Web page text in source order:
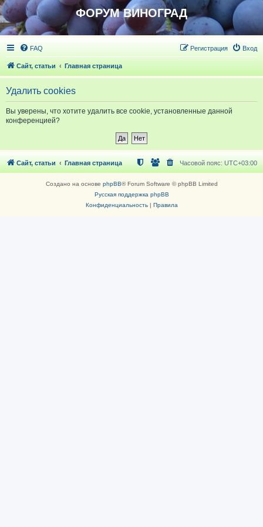
ФОРУМ ВИНОГРАД
FAQ Вход
Регистрация
Сайт, статьи Главная страница
Удалить cookies
Вы уверены, что хотите удалить все cookie, установленные данной
конференцией?
Сайт, статьи Главная страница Часовой пояс: UTC+03:00
Создано на основе phpBB® Forum Software © phpBB Limited
Русская поддержка phpBB
Конфиденциальность| Правила